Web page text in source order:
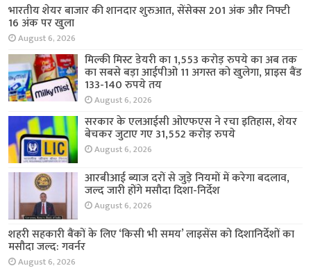
भारतीय शेयर बाजार की शानदार शुरुआत, सेंसेक्स 201 अंक और निफ्टी
16 अंक पर खुला
August 6, 2026
मिल्की मिस्ट डेयरी का 1,553 करोड़ रुपये का अब तक
का सबसे बड़ा आईपीओ 11 अगस्त को खुलेगा, प्राइस बैंड
133-140 रुपये तय
August 6, 2026
सरकार के एलआईसी ओएफएस ने रचा इतिहास, शेयर
बेचकर जुटाए गए 31,552 करोड़ रुपये
August 6, 2026
आरबीआई ब्याज दरों से जुड़े नियमों में करेगा बदलाव,
जल्द जारी होंगे मसौदा दिशा-निर्देश
August 6, 2026
शहरी सहकारी बैंकों के लिए ‘किसी भी समय’ लाइसेंस को दिशानिर्देशों का
मसौदा जल्द: गवर्नर
August 6, 2026